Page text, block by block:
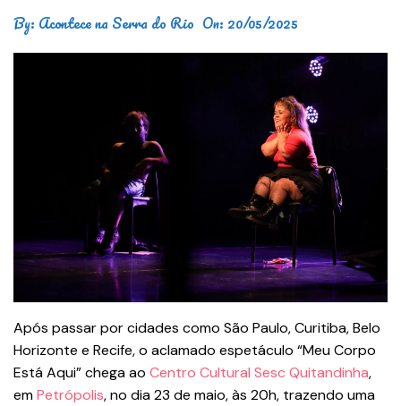
By: Acontece na Serra do Rio On: 20/05/2025
Após passar por cidades como São Paulo, Curitiba, Belo
Horizonte e Recife, o aclamado espetáculo “Meu Corpo
Está Aqui” chega ao Centro Cultural Sesc Quitandinha,
emPetrópolis, no dia 23 de maio, às 20h, trazendo uma